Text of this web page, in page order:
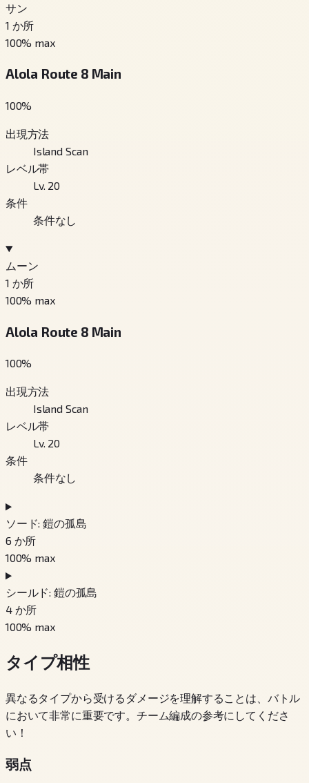
サン
1 か所
100% max
Alola Route 8 Main
100%
出現方法
Island Scan
レベル帯
Lv. 20
条件
条件なし
ムーン
1 か所
100% max
Alola Route 8 Main
100%
出現方法
Island Scan
レベル帯
Lv. 20
条件
条件なし
ソード: 鎧の孤島
6 か所
100% max
シールド: 鎧の孤島
4 か所
100% max
タイプ相性
異なるタイプから受けるダメージを理解することは、バトル
において非常に重要です。チーム編成の参考にしてくださ
い！
弱点